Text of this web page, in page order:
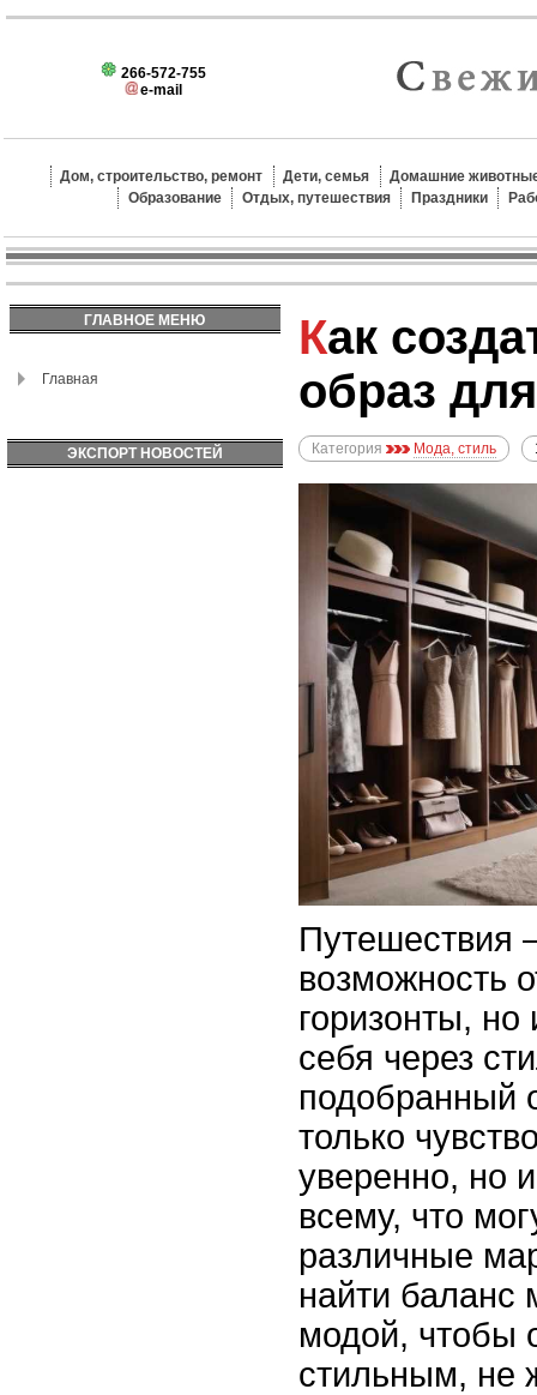
266-572-755
e-mail
Дом, строительство, ремонт Дети, семья
Домашние
Образование
Отдых, путешествия Праздники
ГЛАВНОЕ МЕНЮ
Главная
ЭКСПОРТ НОВОСТЕЙ
Как создать стильный
образ
Категория Мода, стиль
Путешествия
возможность
горизонты,
себя через
подобранный
только
уверенно, но
всему, что
различные
найти
модой, чтобы
стильным, не